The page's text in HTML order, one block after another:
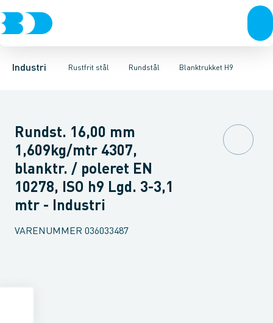
Industri Rustfrit stål
VentilerRustfrit stålSort stålGalvaniseret stålPlastIndustri
Rundstål
Svejsefittings ASTM svejsefittingsLevnedsmiddel fittings
Blanktrukket H9
Polerdrejet SkaldrejetBlanktrukket H9 Centerless slebet H9
Rundst. 16,00 mm
1,609kg/mtr 4307,
blanktr. / poleret EN
10278, ISO h9 Lgd. 3-3,1
mtr - Industri
VARENUMMER 036033487